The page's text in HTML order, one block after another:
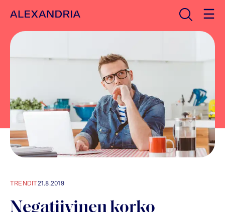
Etusivulle Avaa haku
TRENDIT21.8.2019
Negatiivinen korko